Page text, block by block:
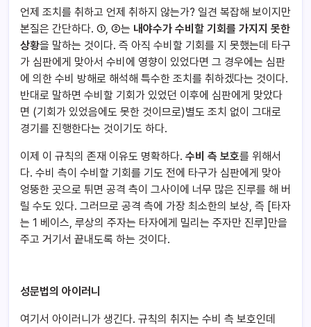
언제 조치를 취하고 언제 취하지 않는가? 일견 복잡해 보이지만
본질은 간단하다. ①, ②는 내야수가 수비할 기회를 가지지 못한
상황을 말하는 것이다. 즉 아직 수비할 기회를 지 못했는데 타구
가 심판에게 맞아서 수비에 영향이 있었다면 그 경우에는 심판
에 의한 수비 방해로 해석해 특수한 조치를 취하겠다는 것이다.
반대로 말하면 수비할 기회가 있었던 이후에 심판에게 맞았다
면 (기회가 있었음에도 못한 것이므로)별도 조치 없이 그대로
경기를 진행한다는 것이기도 하다.
이제 이 규칙의 존재 이유도 명확하다. 수비 측 보호를 위해서
다. 수비 측이 수비할 기회를 기도 전에 타구가 심판에게 맞아
엉뚱한 곳으로 튀면 공격 측이 그사이에 너무 많은 진루를 해 버
릴 수도 있다. 그러므로 공격 측에 가장 최소한의 보상, 즉 [타자
는 1 베이스, 루상의 주자는 타자에게 밀리는 주자만 진루]만을
주고 거기서 끝내도록 하는 것이다.
성문법의 아이러니
여기서 아이러니가 생긴다. 규칙의 취지는 수비 측 보호인데